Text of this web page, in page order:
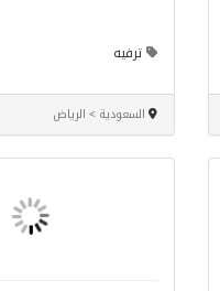
ترفيه
السعودية > الرياض